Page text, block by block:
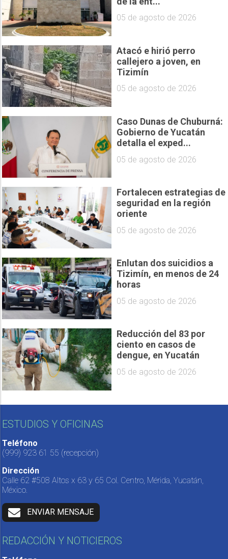
05 de agosto de 2026
Atacó e hirió perro
callejero a joven, en
Tizimín
05 de agosto de 2026
Caso Dunas de Chuburná:
Gobierno de Yucatán
detalla el exped...
05 de agosto de 2026
Fortalecen estrategias de
seguridad en la región
oriente
05 de agosto de 2026
Enlutan dos suicidios a
Tizimín, en menos de 24
horas
05 de agosto de 2026
Reducción del 83 por
ciento en casos de
dengue, en Yucatán
05 de agosto de 2026
ESTUDIOS Y OFICINAS
Teléfono
(999) 923 61 55 (recepción)
Dirección
Calle 62 #508 Altos x 63 y 65 Col. Centro, Mérida, Yucatán,
México.
ENVIAR MENSAJE
REDACCIÓN Y NOTICIEROS